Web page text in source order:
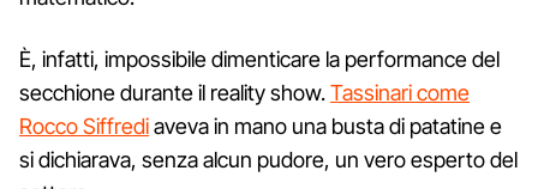
È, infatti, impossibile dimenticare la performance del
secchione durante il reality show.Tassinari come
Rocco Siffrediaveva in mano una busta di patatine e
si dichiarava, senza alcun pudore, un vero esperto del